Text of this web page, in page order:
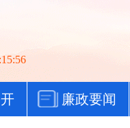
廉政要闻